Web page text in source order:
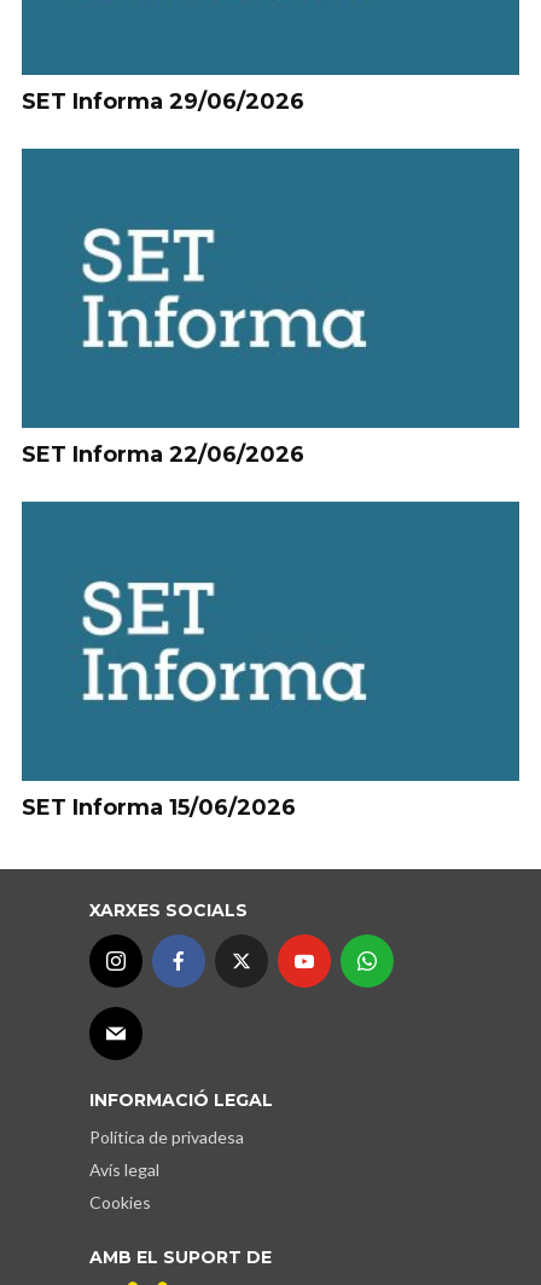
SET Informa 29/06/2026
SET Informa 22/06/2026
SET Informa 15/06/2026
XARXES SOCIALS
INFORMACIÓ LEGAL
Política de privadesa
Avís legal
Cookies
AMB EL SUPORT DE